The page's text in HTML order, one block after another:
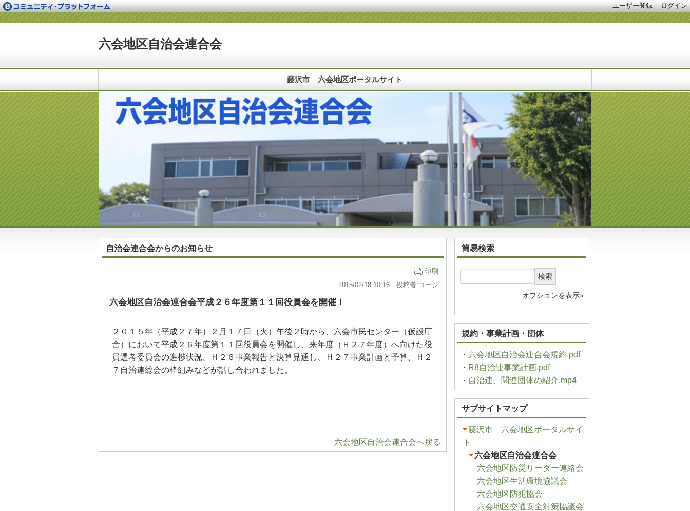
ユーザー登録 -ログイン
六会地区自治会連合会
藤沢市 六会地区ポータルサイト
自治会連合会からのお知らせ
印刷
2015/02/18 10:16 投稿者:コージ
六会地区自治会連合会平成２６年度第１１回役員会を開催！
２０１５年（平成２７年）２月１７日（火）午後２時から、六会市民センター（仮設庁
舎）において平成２６年度第１１回役員会を開催し、来年度（Ｈ２７年度）へ向けた役
員選考委員会の進捗状況、Ｈ２６事業報告と決算見通し、Ｈ２７事業計画と予算、Ｈ２
７自治連総会の枠組みなどが話し合われました。
六会地区自治会連合会へ戻る
簡易検索
検索
オプションを表示»
規約・事業計画・団体
・ 六会地区自治会連合会規約.pdf
・ R8自治連事業計画.pdf
・ 自治連、関連団体の紹介.mp4
サブサイトマップ
藤沢市 六会地区ポータルサイ
ト
六会地区自治会連合会
六会地区防災リーダー連絡会
六会地区生活環境協議会
六会地区防犯協会
六会地区交通安全対策協議会